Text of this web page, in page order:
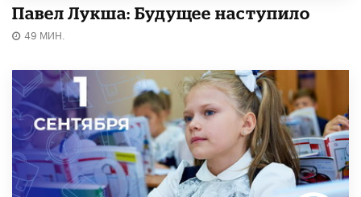
Павел Лукша: Будущее наступило
49 МИН.